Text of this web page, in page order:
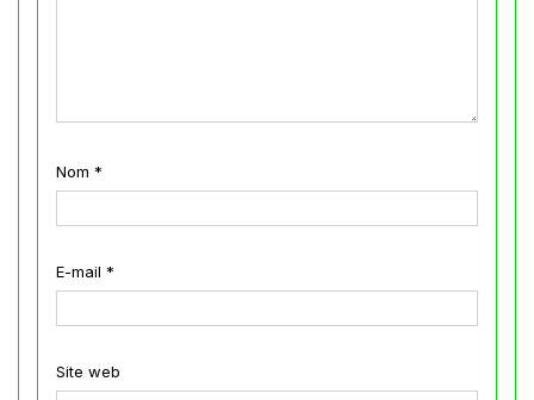
Nom *
E-mail *
Site web